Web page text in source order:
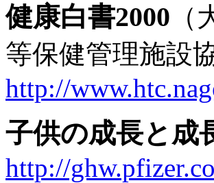
健康白書2000
等保健管理施設
http://
子供の成長と成
http://